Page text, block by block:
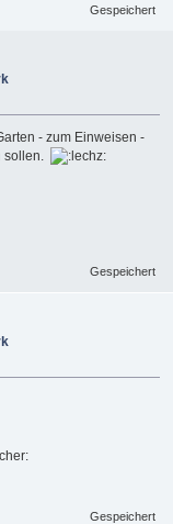
Gespeichert
- zum Einweisen -
sollen.
Gespeichert
Gespeichert